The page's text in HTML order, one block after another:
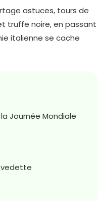
astuces, tours de
truffe noire, en passant
italienne se cache
Journée Mondiale
vedette